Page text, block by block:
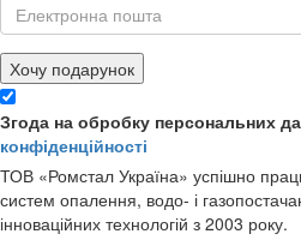
Хочу подарунок
Згода на обробку персональних
конфіденційності
ТОВ «Ромстал Україна» успішно
систем опалення, водо- і
інноваційних технологій з 2003 року.